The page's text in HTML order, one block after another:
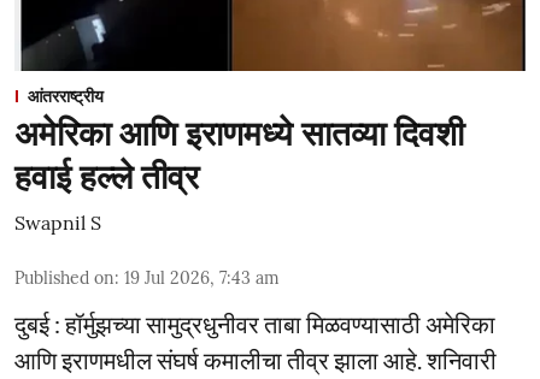
आंतरराष्ट्रीय
अमेरिका आणि इराणमध्ये सातव्या दिवशी
हवाई हल्ले तीव्र
Swapnil S
Published on: 19 Jul 2026, 7:43 am
दुबई : हॉर्मुझच्या सामुद्रधुनीवर ताबा मिळवण्यासाठी अमेरिका
आणि इराणमधील संघर्ष कमालीचा तीव्र झाला आहे. शनिवारी